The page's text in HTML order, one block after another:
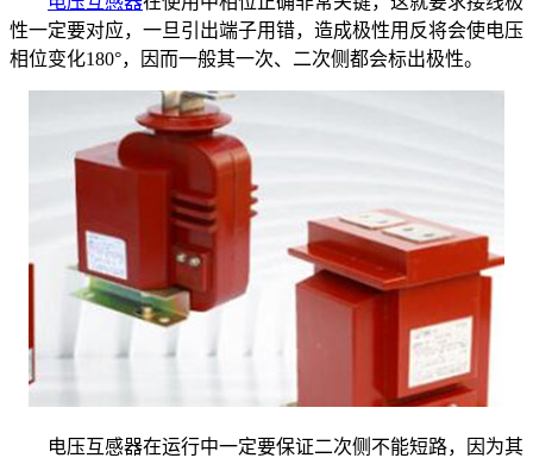
性一定要对应，一旦引出端子用错，造成极性用反将会使电压
相位变化180°，因而一般其一次、二次侧都会标出极性。
电压互感器在运行中一定要保证二次侧不能短路，因为其